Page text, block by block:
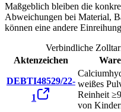
Maßgeblich bleiben die
Abweichungen bei Material,
können eine andere
Verbindliche
Aktenzeichen
DEBTI48529/22-
1
weißes
Reinheit
von